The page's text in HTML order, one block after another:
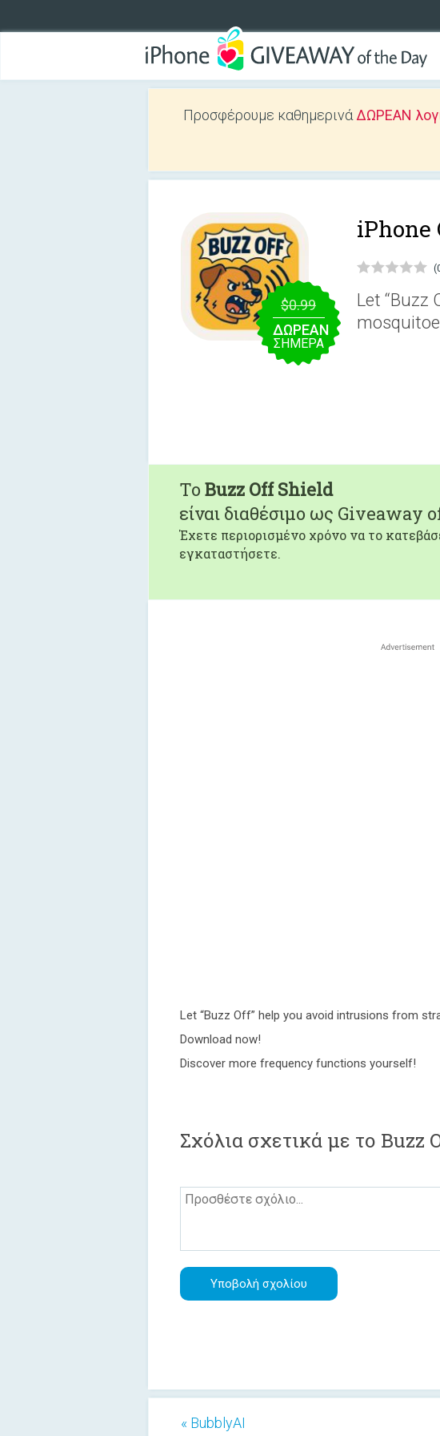
Προσφέρουμε καθημερινά ΔΩΡΕΑΝ
$0.99
ΔΩΡΕΑΝ
ΣΉΜΕΡΑ
iPhone
Let “Buzz
To Buzz Off Shield
είναι διαθέσιμο ως Giveaway
Έχετε περιορισμένο χρόνο να το
εγκαταστήσετε.
Let “Buzz Off” help you avoid intrusions from
Download now!
Discover more frequency functions yourself!
Σχόλια σχετικά με το Buzz
« BubblyAI